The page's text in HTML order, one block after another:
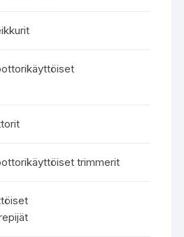
trimmerit